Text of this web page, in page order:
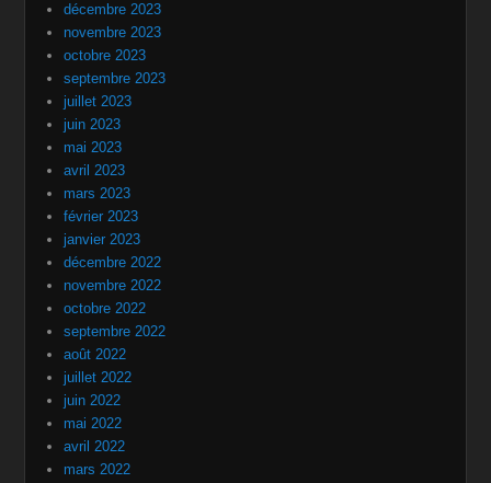
décembre 2023
novembre 2023
octobre 2023
septembre 2023
juillet 2023
juin 2023
mai 2023
avril 2023
mars 2023
février 2023
janvier 2023
décembre 2022
novembre 2022
octobre 2022
septembre 2022
août 2022
juillet 2022
juin 2022
mai 2022
avril 2022
mars 2022